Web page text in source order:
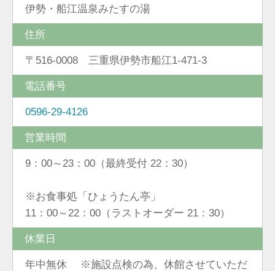
伊勢・船江温泉みたすの湯
住所
〒516-0008 三重県伊勢市船江1-471-3
電話番号
0596-29-4126
営業時間
9：00～23：00（最終受付 22：30）
※お食事処「ひょうたん亭」
11：00～22：00（ラストオーダー 21：30）
休業日
年中無休 ※施設点検の為、休館させていただ